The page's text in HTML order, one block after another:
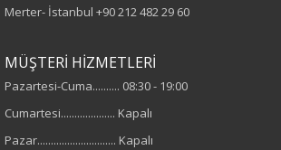
%5 Elastan
Cinsiyet
Kadın
Merter- İstanbul +90 212 482 29 60
MÜŞTERİ HİZMETLERİ
Pazartesi-Cuma.......... 08:30 - 19:00
Cumartesi.................... Kapalı
Pazar............................. Kapalı